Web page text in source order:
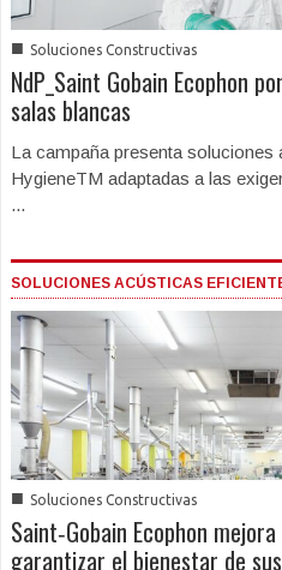
■ Soluciones Constructivas
NdP_Saint Gobain Ecophon
salas blancas
La campaña presenta
HygieneTM adaptadas a las
...
SOLUCIONES ACÚSTICAS
■ Soluciones Constructivas
Saint‑Gobain Ecophon
garantizar el bienestar de